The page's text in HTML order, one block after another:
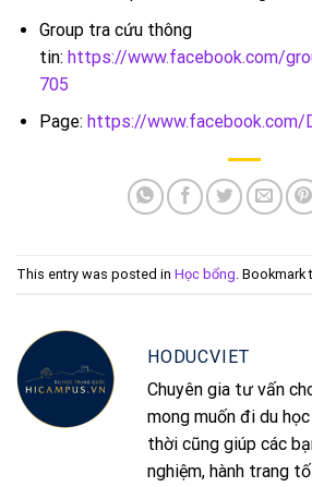
Group tra cứu thông
tin: https://www.facebook.com/
705
Page: https://www.facebook.com/
This entry was posted in Học bổng . Bookmark
HODUCVIET
Chuyên gia tư vấn
mong muốn đi du
thời cũng giúp các
nghiệm, hành trang